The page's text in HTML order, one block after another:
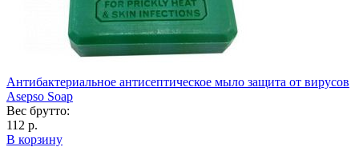
Антибактериальное антисептическое мыло защита от вирусов
Asepso Soap
Вес брутто:
112 р.
В корзину